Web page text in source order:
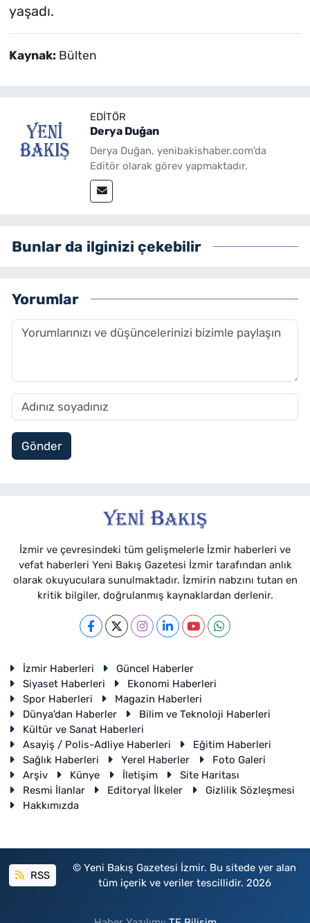
yaşadı.
Kaynak: Bülten
EDITÖR
Derya Duğan
Derya Duğan, yenibakishaber.com'da
Editör olarak görev yapmaktadır.
Bunlar da ilginizi çekebilir
Yorumlar
Gönder
İzmir ve çevresindeki tüm gelişmelerle İzmir haberleri ve
vefat haberleri Yeni Bakış Gazetesi İzmir tarafından anlık
olarak okuyuculara sunulmaktadır. İzmirin nabzını tutan en
kritik bilgiler, doğrulanmış kaynaklardan derlenir.
İzmir Haberleri
Güncel Haberler
Siyaset Haberleri
Ekonomi Haberleri
Spor Haberleri
Magazin Haberleri
Dünya'dan Haberler
Bilim ve Teknoloji Haberleri
Kültür ve Sanat Haberleri
Asayiş / Polis-Adliye Haberleri
Eğitim Haberleri
Sağlık Haberleri
Yerel Haberler
Foto Galeri
Arşiv
Künye İletişim
Site Haritası
Resmi İlanlar
Editoryal İlkeler
Gizlilik Sözleşmesi
Hakkımızda
RSS
© Yeni Bakış Gazetesi İzmir. Bu sitede yer alan
tüm içerik ve veriler tescillidir. 2026